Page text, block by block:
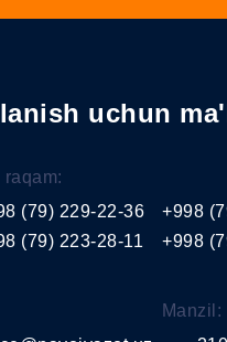
uchun
raqam:
(79) 229-22-36
(79) 223-28-11
+998
+998
Manzil: